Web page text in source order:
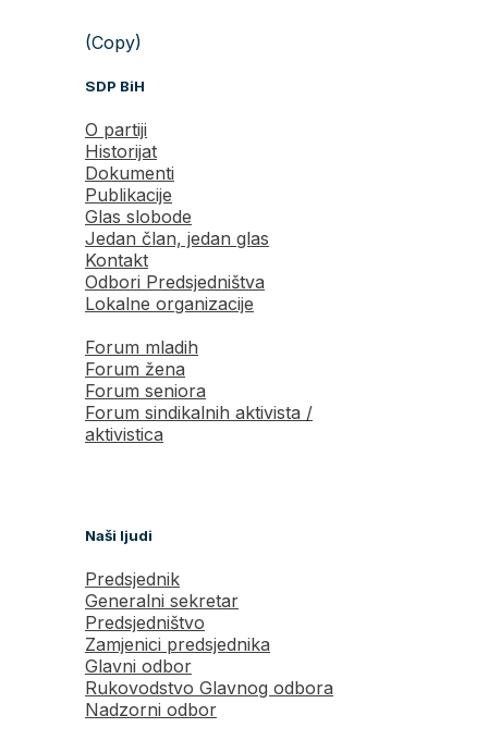
(Copy)
SDP BiH
O partiji
Historijat
Dokumenti
Publikacije
Glas slobode
Jedan član, jedan glas
Kontakt
Odbori Predsjedništva
Lokalne organizacije
Forum mladih
Forum žena
Forum seniora
Forum sindikalnih aktivista /
aktivistica
Naši ljudi
Predsjednik
Generalni sekretar
Predsjedništvo
Zamjenici predsjednika
Glavni odbor
Rukovodstvo Glavnog odbora
Nadzorni odbor